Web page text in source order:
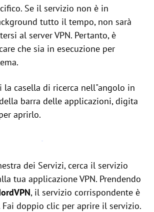
Se il servizio non è in
tutto il tempo, non sarà
al server VPN. Pertanto, è
che sia in esecuzione per
la casella di ricerca nell"angolo in
barra delle applicazioni, digita
aprirlo.
dei Servizi, cerca il servizio
tua applicazione VPN. Prendendo
, il servizio corrispondente è
Fai doppio clic per aprire il servizio.